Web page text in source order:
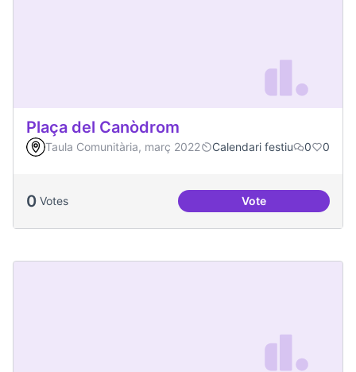
Plaça del Canòdrom
Taula Comunitària, març 2022 Calendari festiu 0 0
0 Votes VotePlaça del